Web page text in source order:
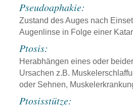
Pseudoaphakie:
Zustand des Auges nach
Augenlinse in Folge einer
Ptosis:
Herabhängen eines oder
Ursachen z.B.
oder Sehnen,
Ptosisstütze: